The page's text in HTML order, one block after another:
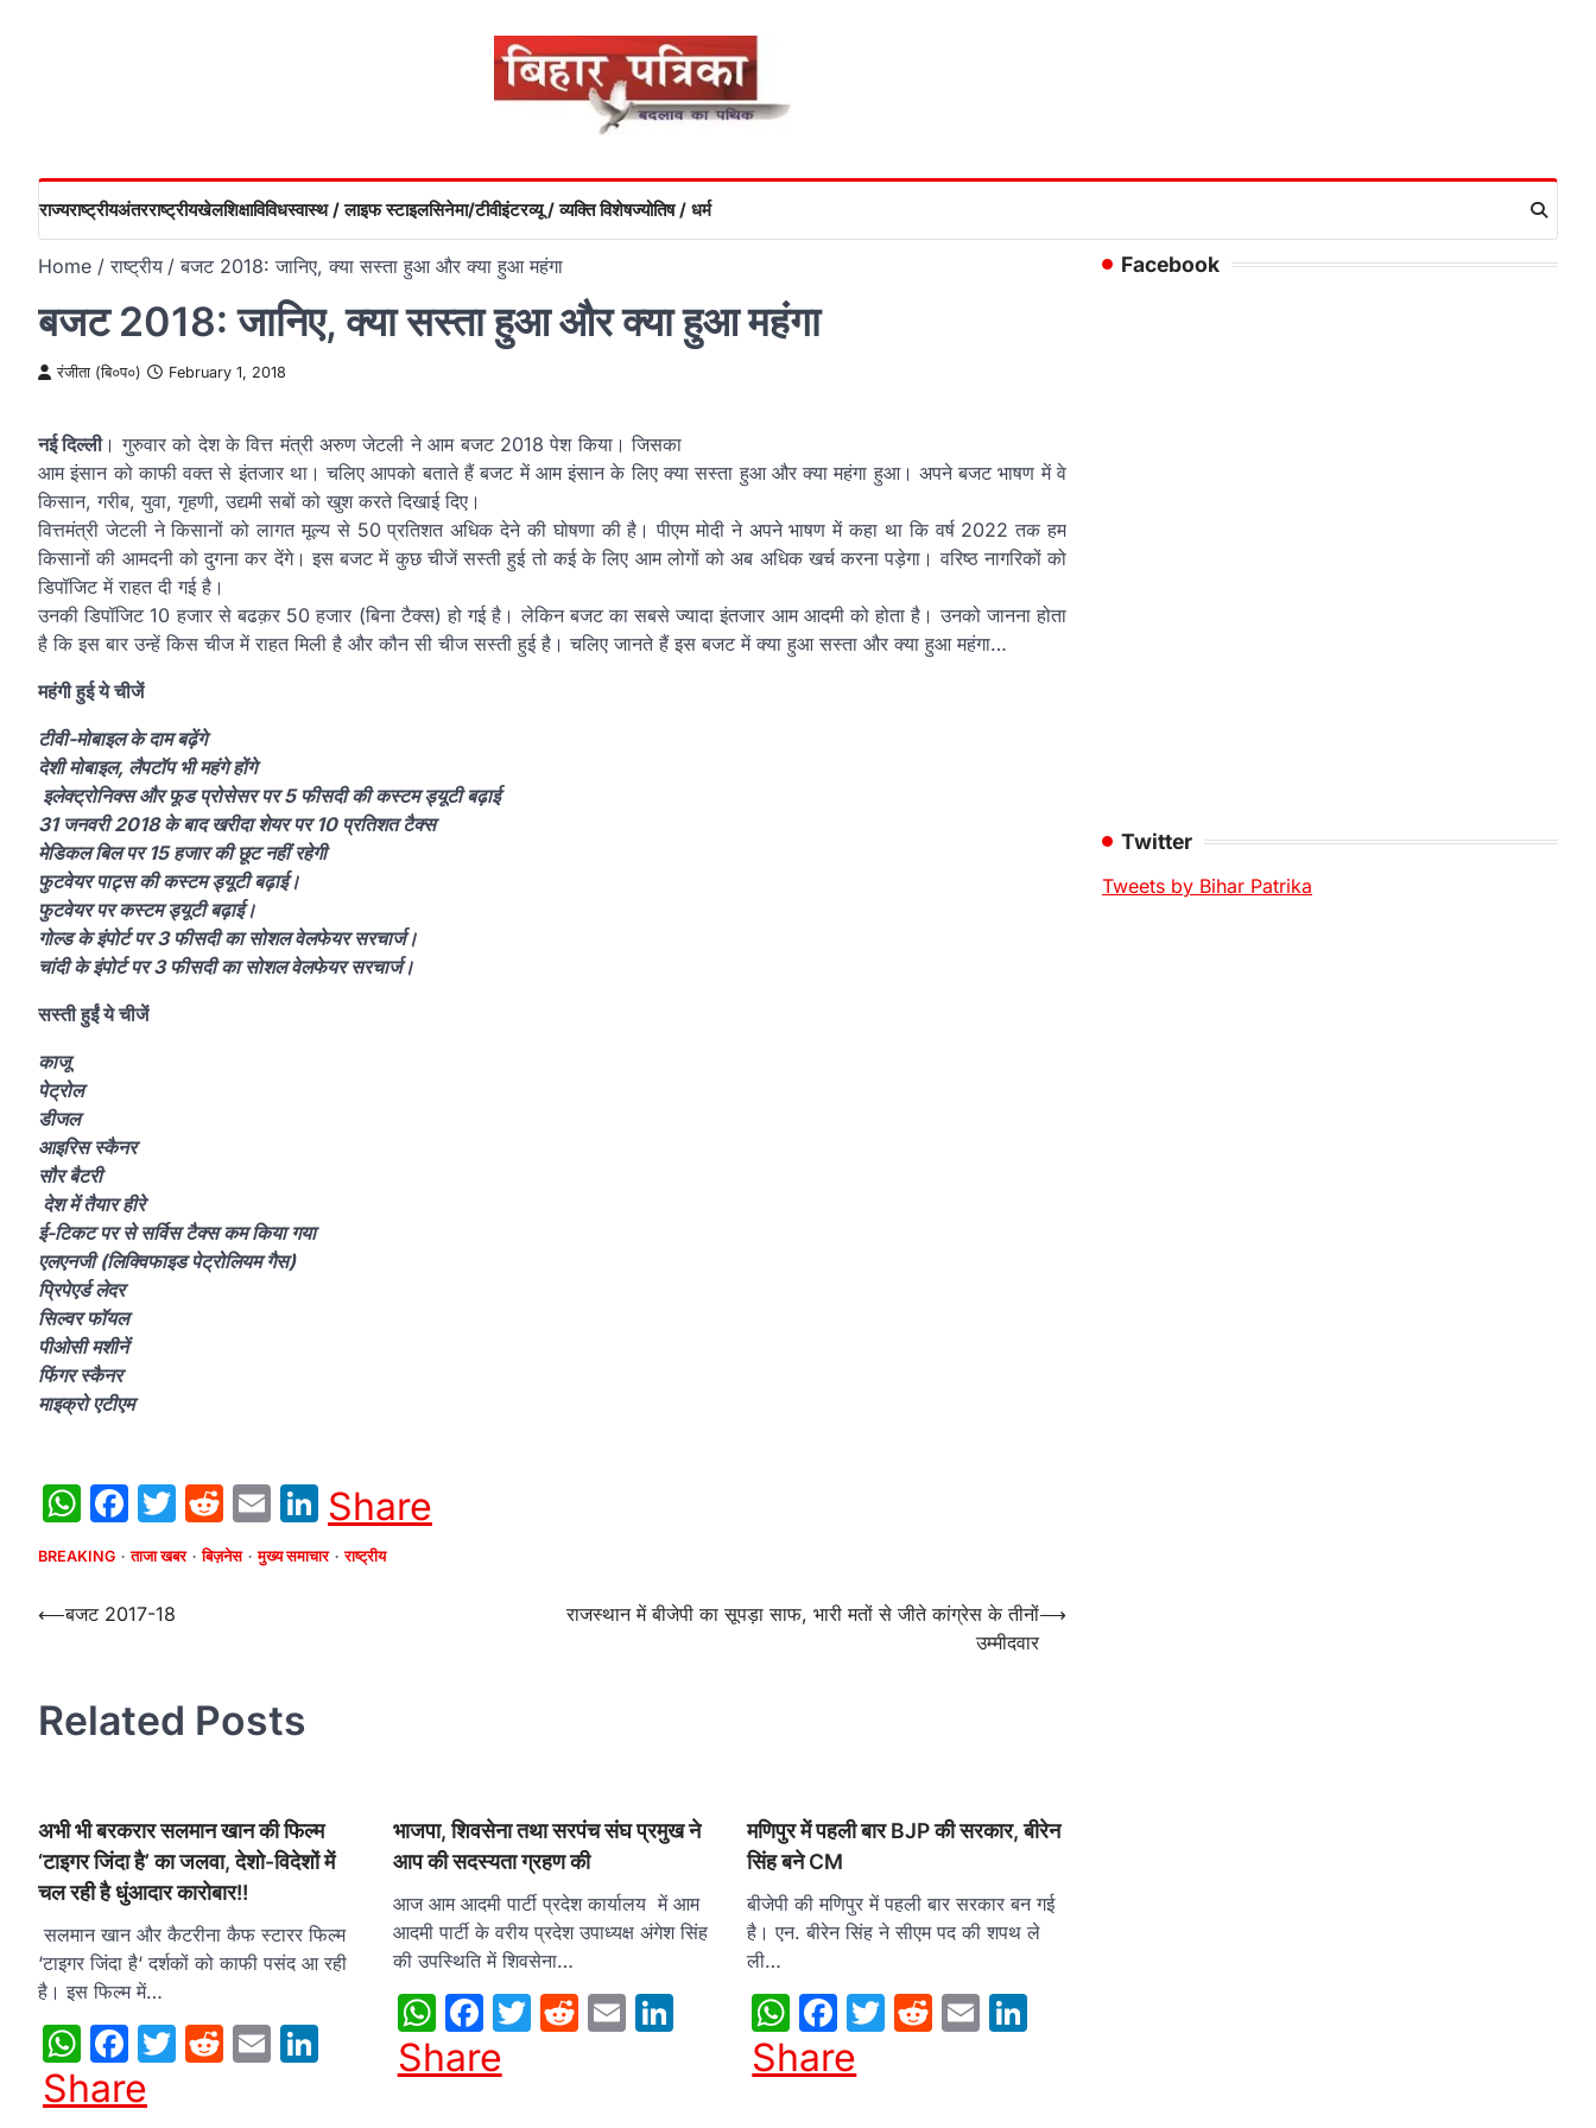
राज्यराष्ट्रीयअंतरराष्ट्रीयखेलशिक्षाविविधस्वास्थ / लाइफ स्टाइलसिनेमा/टीवीइंटरव्यू / व्यक्ति विशेषज्योतिष / धर्म
Home राष्ट्रीय बजट 2018: जानिए, क्या सस्ता हुआ और क्या हुआ महंगा
बजट 2018: जानिए, क्या सस्ता हुआ और क्या हुआ महंगा
रंजीता (बि०प०) February 1, 2018
नई दिल्ली। गुरुवार को देश के वित्त मंत्री अरुण जेटली ने आम बजट 2018 पेश किया। जिसका
आम इंसान को काफी वक्त से इंतजार था। चलिए आपको बताते हैं बजट में आम इंसान के लिए क्या सस्ता हुआ और क्या महंगा हुआ। अपने बजट भाषण में वे
किसान, गरीब, युवा, गृहणी, उद्यमी सबों को खुश करते दिखाई दिए।
वित्तमंत्री जेटली ने किसानों को लागत मूल्य से 50 प्रतिशत अधिक देने की घोषणा की है। पीएम मोदी ने अपने भाषण में कहा था कि वर्ष 2022 तक हम
किसानों की आमदनी को दुगना कर देंगे। इस बजट में कुछ चीजें सस्ती हुई तो कई के लिए आम लोगों को अब अधिक खर्च करना पड़ेगा। वरिष्ठ नागरिकों को
डिपॉजिट में राहत दी गई है।
उनकी डिपॉजिट 10 हजार से बढक़र 50 हजार (बिना टैक्स) हो गई है। लेकिन बजट का सबसे ज्यादा इंतजार आम आदमी को होता है। उनको जानना होता
है कि इस बार उन्हें किस चीज में राहत मिली है और कौन सी चीज सस्ती हुई है। चलिए जानते हैं इस बजट में क्या हुआ सस्ता और क्या हुआ महंगा…
महंगी हुई ये चीजें
टीवी-मोबाइल के दाम बढ़ेंगे
देशी मोबाइल, लैपटॉप भी महंगे होंगे
इलेक्ट्रोनिक्स और फूड प्रोसेसर पर 5 फीसदी की कस्टम ड्यूटी बढ़ाई
31 जनवरी 2018 के बाद खरीदा शेयर पर 10 प्रतिशत टैक्स
मेडिकल बिल पर 15 हजार की छूट नहीं रहेगी
फुटवेयर पाट्र्स की कस्टम ड्यूटी बढ़ाई।
फुटवेयर पर कस्टम ड्यूटी बढ़ाई।
गोल्ड के इंपोर्ट पर 3 फीसदी का सोशल वेलफेयर सरचार्ज।
चांदी के इंपोर्ट पर 3 फीसदी का सोशल वेलफेयर सरचार्ज।
सस्ती हुईं ये चीजें
काजू
पेट्रोल
डीजल
आइरिस स्कैनर
सौर बैटरी
देश में तैयार हीरे
ई-टिकट पर से सर्विस टैक्स कम किया गया
एलएनजी (लिक्विफाइड पेट्रोलियम गैस)
प्रिपेएर्ड लेदर
सिल्वर फॉयल
पीओसी मशीनें
फिंगर स्कैनर
माइक्रो एटीएम
WhatsApp
Facebook
Twitter
Reddit
EmailLinkedIn
Share
BREAKING ताजा खबर बिज़नेस मुख्य समाचार राष्ट्रीय
Post
⟵बजट 2017-18
राजस्थान में बीजेपी का सूपड़ा साफ, भारी मतों से जीते कांग्रेस के तीनों
उम्मीदवार
⟶
Related Posts
अभी भी बरकरार सलमान खान की फिल्म
‘टाइगर जिंदा है’ का जलवा, देशो-विदेशों में
चल रही है धुंआदार कारोबार!!
सलमान खान और कैटरीना कैफ स्टारर फिल्म
‘टाइगर जिंदा है‘ दर्शकों को काफी पसंद आ रही
है। इस फिल्म में…
WhatsApp
Facebook
Twitter
Reddit
EmailLinkedIn
Share
भाजपा, शिवसेना तथा सरपंच संघ प्रमुख ने
आप की सदस्यता ग्रहण की
आज आम आदमी पार्टी प्रदेश कार्यालय में आम
आदमी पार्टी के वरीय प्रदेश उपाध्यक्ष अंगेश सिंह
की उपस्थिति में शिवसेना…
WhatsApp
Facebook
Twitter
Reddit
EmailLinkedIn
Share
मणिपुर में पहली बार BJP की सरकार, बीरेन
सिंह बने CM
बीजेपी की मणिपुर में पहली बार सरकार बन गई
है। एन. बीरेन सिंह ने सीएम पद की शपथ ले
ली…
WhatsApp
Facebook
Twitter
Reddit
Email
Share
Facebook
Twitter
Tweets by Bihar Patrika